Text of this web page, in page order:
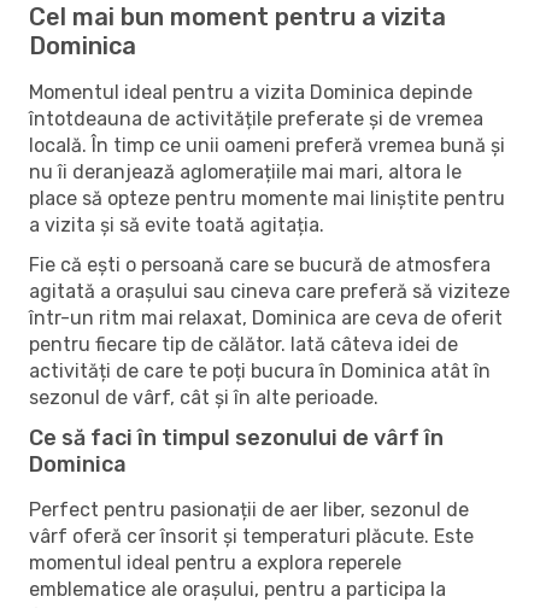
Cel mai bun moment pentru a vizita
Dominica
Momentul ideal pentru a vizita Dominica depinde
întotdeauna de activitățile preferate și de vremea
locală. În timp ce unii oameni preferă vremea bună și
nu îi deranjează aglomerațiile mai mari, altora le
place să opteze pentru momente mai liniștite pentru
a vizita și să evite toată agitația.
Fie că ești o persoană care se bucură de atmosfera
agitată a orașului sau cineva care preferă să viziteze
într-un ritm mai relaxat, Dominica are ceva de oferit
pentru fiecare tip de călător. Iată câteva idei de
activități de care te poți bucura în Dominica atât în ​​
sezonul de vârf, cât și în alte perioade.
Ce să faci în timpul sezonului de vârf în
Dominica
Perfect pentru pasionații de aer liber, sezonul de
vârf oferă cer însorit și temperaturi plăcute. Este
momentul ideal pentru a explora reperele
emblematice ale orașului, pentru a participa la